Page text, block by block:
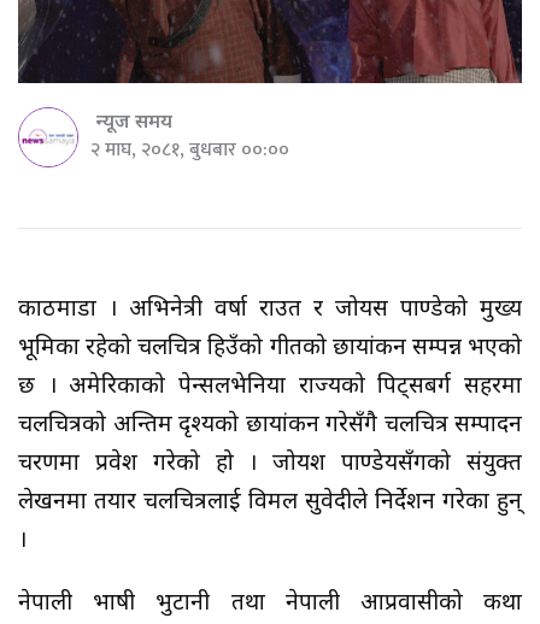
न्यूज समय
२ माघ, २०८१, बुधबार ००:००
काठमाडौं । अभिनेत्री वर्षा राउत र जोयस पाण्डेको मुख्य
भूमिका रहेको चलचित्र हिउँको गीतको छायांकन सम्पन्न भएको
छ । अमेरिकाको पेन्सलभेनिया राज्यको पिट्सबर्ग सहरमा
चलचित्रको अन्तिम दृश्यको छायांकन गरेसँगै चलचित्र सम्पादन
चरणमा प्रवेश गरेको हो । जोयश पाण्डेयसँगको संयुक्त
लेखनमा तयार चलचित्रलाई विमल सुवेदीले निर्देशन गरेका हुन्
।
नेपाली भाषी भुटानी तथा नेपाली आप्रवासीको कथा